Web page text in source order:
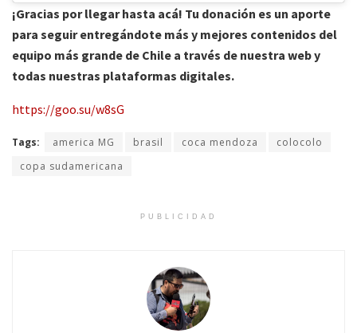
¡Gracias por llegar hasta acá! Tu donación es un aporte
para seguir entregándote más y mejores contenidos del
equipo más grande de Chile a través de nuestra web y
todas nuestras plataformas digitales.
https://goo.su/w8sG
Tags: america MG brasil coca mendoza
colocolo
copa sudamericana
PUBLICIDAD